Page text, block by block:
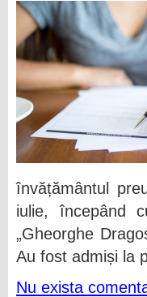
învățământul
iulie, începând
„Gheorghe
Au fost admiși la
Nu exista